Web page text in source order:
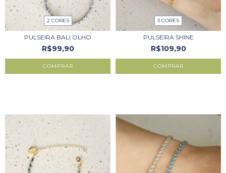
2 CORES
PULSEIRA BALI OLHO
R$99,90
COMPRAR
3 CORES
PULSEIRA SHINE
R$109,90
COMPRAR